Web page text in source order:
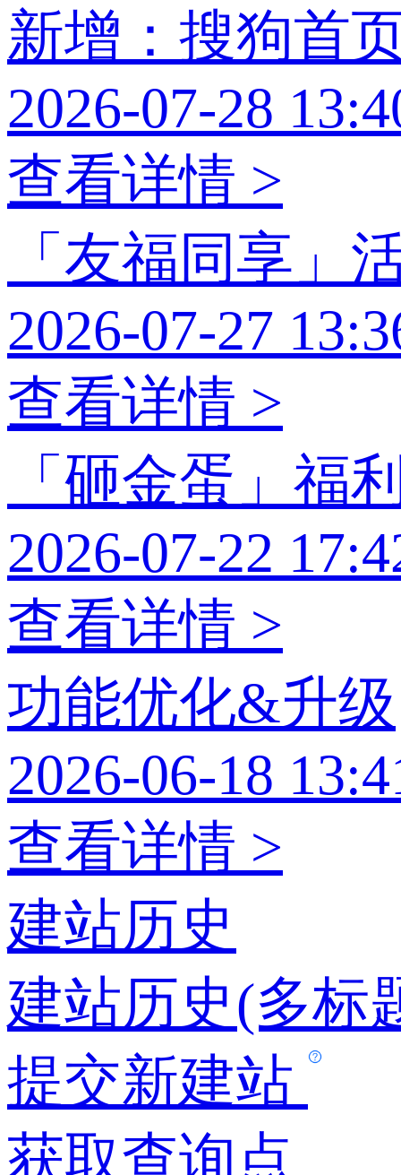
新增：搜狗首
2026-07-28
查看详情 >
「友福同享」
2026-07-27
查看详情 >
「砸金蛋」福
2026-07-22
查看详情 >
功能优化&升级
2026-06-18
查看详情 >
建站历史
建站历史(多标
提交新建站
获取查询点